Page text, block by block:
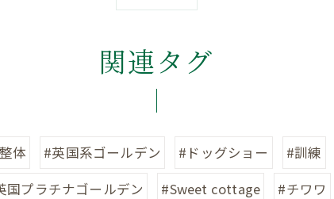
関連タグ
体 #英国系ゴールデン #ドッグショー #訓練
国プラチナゴールデン
#Sweet cottage #チワワ